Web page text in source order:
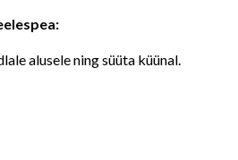
alusele ning süüta küünal.